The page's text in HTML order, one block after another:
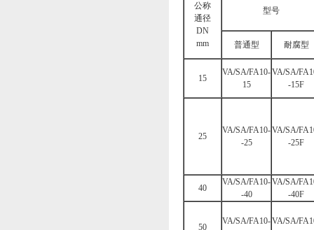
公称
通径
DN
mm
型号
普通型 耐腐型
15
VA/SA/FA10-
15
VA/SA/
-15F
25
VA/SA/FA10-
-25
VA/SA/
-25F
40
VA/SA/FA10-
-40
VA/SA/
-40F
50
VA/SA/FA10-VA/SA/